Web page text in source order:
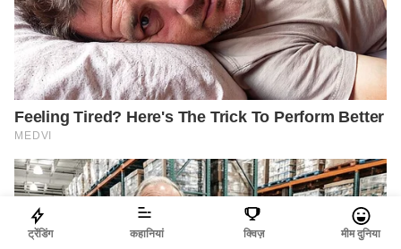
ट्रेंडिंग कहानियां क्विज़ मीम दुनिया